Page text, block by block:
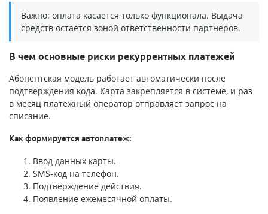
Важно: оплата касается только функционала. Выдача
средств остается зоной ответственности партнеров.
В чем основные риски рекуррентных платежей
Абонентская модель работает автоматически после
подтверждения кода. Карта закрепляется в системе, и раз
в месяц платежный оператор отправляет запрос на
списание.
Как формируется автоплатеж:
Ввод данных карты.
SMS-код на телефон.
Подтверждение действия.
Появление ежемесячной оплаты.